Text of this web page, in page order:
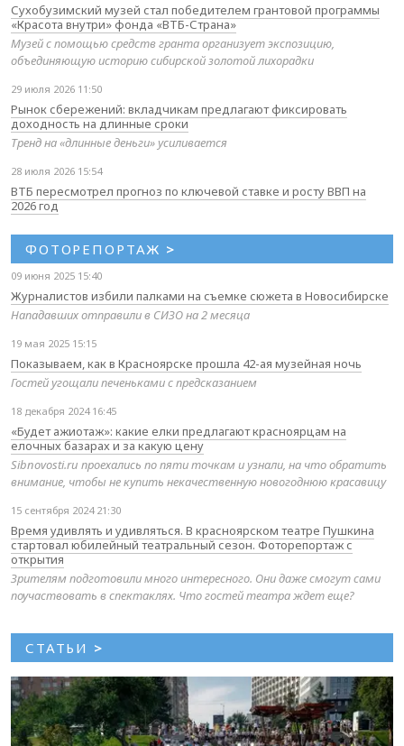
Сухобузимский музей стал победителем грантовой программы
«Красота внутри» фонда «ВТБ-Страна»
Музей с помощью средств гранта организует экспозицию,
объединяющую историю сибирской золотой лихорадки
29 июля 2026 11:50
Рынок сбережений: вкладчикам предлагают фиксировать
доходность на длинные сроки
Тренд на «длинные деньги» усиливается
28 июля 2026 15:54
ВТБ пересмотрел прогноз по ключевой ставке и росту ВВП на
2026 год
ФОТОРЕПОРТАЖ >
09 июня 2025 15:40
Журналистов избили палками на съемке сюжета в Новосибирске
Нападавших отправили в СИЗО на 2 месяца
19 мая 2025 15:15
Показываем, как в Красноярске прошла 42-ая музейная ночь
Гостей угощали печеньками с предсказанием
18 декабря 2024 16:45
«Будет ажиотаж»: какие елки предлагают красноярцам на
елочных базарах и за какую цену
Sibnovosti.ru проехались по пяти точкам и узнали, на что обратить
внимание, чтобы не купить некачественную новогоднюю красавицу
15 сентября 2024 21:30
Время удивлять и удивляться. В красноярском театре Пушкина
стартовал юбилейный театральный сезон. Фоторепортаж с
открытия
Зрителям подготовили много интересного. Они даже смогут сами
поучаствовать в спектаклях. Что гостей театра ждет еще?
СТАТЬИ >